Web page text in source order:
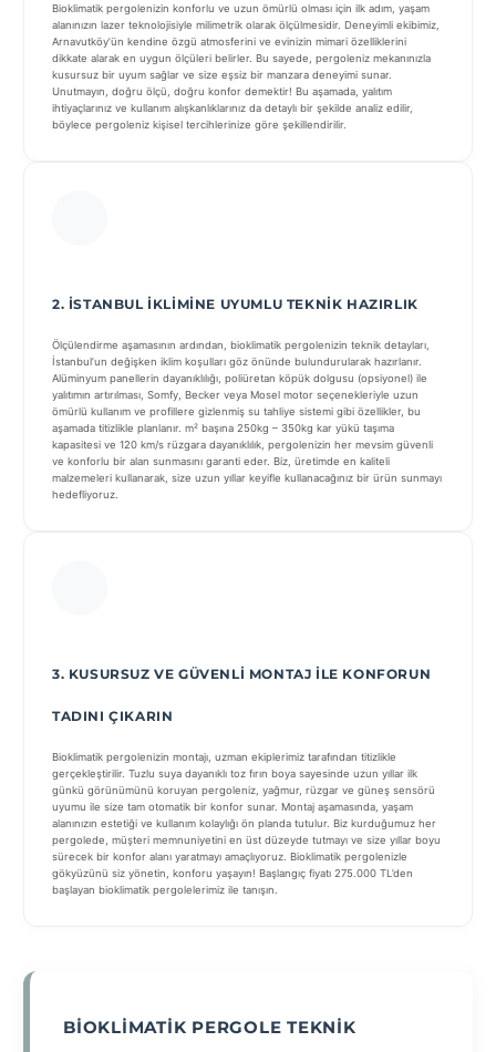
Bioklimatik pergolenizin konforlu ve uzun ömürlü olması için ilk adım, yaşam
alanınızın lazer teknolojisiyle milimetrik olarak ölçülmesidir. Deneyimli ekibimiz,
Arnavutköy’ün kendine özgü atmosferini ve evinizin mimari özelliklerini
dikkate alarak en uygun ölçüleri belirler. Bu sayede, pergoleniz mekanınızla
kusursuz bir uyum sağlar ve size eşsiz bir manzara deneyimi sunar.
Unutmayın, doğru ölçü, doğru konfor demektir! Bu aşamada, yalıtım
ihtiyaçlarınız ve kullanım alışkanlıklarınız da detaylı bir şekilde analiz edilir,
böylece pergoleniz kişisel tercihlerinize göre şekillendirilir.
2. İSTANBUL İKLIMINE UYUMLU TEKNIK HAZIRLIK
Ölçülendirme aşamasının ardından, bioklimatik pergolenizin teknik detayları,
İstanbul’un değişken iklim koşulları göz önünde bulundurularak hazırlanır.
Alüminyum panellerin dayanıklılığı, poliüretan köpük dolgusu (opsiyonel) ile
yalıtımın artırılması, Somfy, Becker veya Mosel motor seçenekleriyle uzun
ömürlü kullanım ve profillere gizlenmiş su tahliye sistemi gibi özellikler, bu
aşamada titizlikle planlanır. m² başına 250kg – 350kg kar yükü taşıma
kapasitesi ve 120 km/s rüzgara dayanıklılık, pergolenizin her mevsim güvenli
ve konforlu bir alan sunmasını garanti eder. Biz, üretimde en kaliteli
malzemeleri kullanarak, size uzun yıllar keyifle kullanacağınız bir ürün sunmayı
hedefliyoruz.
3. KUSURSUZ VE GÜVENLI MONTAJ ILE KONFORUN
TADINI ÇIKARIN
Bioklimatik pergolenizin montajı, uzman ekiplerimiz tarafından titizlikle
gerçekleştirilir. Tuzlu suya dayanıklı toz fırın boya sayesinde uzun yıllar ilk
günkü görünümünü koruyan pergoleniz, yağmur, rüzgar ve güneş sensörü
uyumu ile size tam otomatik bir konfor sunar. Montaj aşamasında, yaşam
alanınızın estetiği ve kullanım kolaylığı ön planda tutulur. Biz kurduğumuz her
pergolede, müşteri memnuniyetini en üst düzeyde tutmayı ve size yıllar boyu
sürecek bir konfor alanı yaratmayı amaçlıyoruz. Bioklimatik pergolenizle
gökyüzünü siz yönetin, konforu yaşayın! Başlangıç fiyatı 275.000 TL’den
başlayan bioklimatik pergolelerimiz ile tanışın.
BIOKLIMATIK PERGOLE TEKNIK